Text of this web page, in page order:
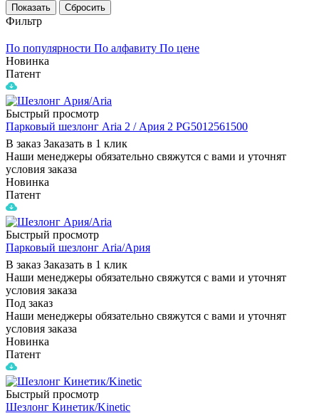
Сбросить
Фильтр
По популярности По алфавиту По цене
Новинка
Патент
Быстрый просмотр
Парковый шезлонг Aria 2 / Ария 2 PG5012561500
В заказ Заказать в 1 клик
Наши менеджеры обязательно свяжутся с вами и уточнят
условия заказа
Новинка
Патент
Быстрый просмотр
Парковый шезлонг Aria/Ария
В заказ Заказать в 1 клик
Наши менеджеры обязательно свяжутся с вами и уточнят
условия заказа
Под заказ
Наши менеджеры обязательно свяжутся с вами и уточнят
условия заказа
Новинка
Патент
Быстрый просмотр
Шезлонг Кинетик/Kinetic